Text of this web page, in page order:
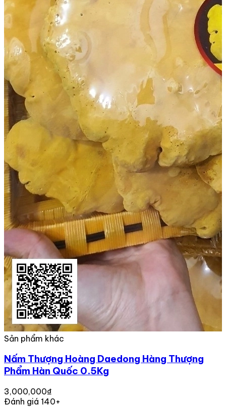
Sản phẩm khác
Nấm Thượng Hoàng Daedong Hàng Thượng
Phẩm Hàn Quốc 0.5Kg
3,000,000₫
Đánh giá 140+